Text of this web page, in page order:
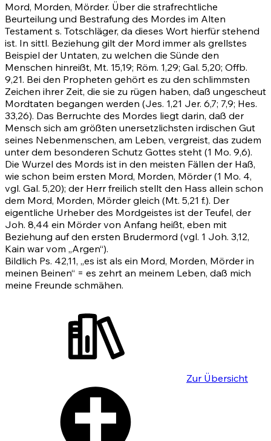
Mord, Morden, Mörder. Über die strafrechtliche
Beurteilung und Bestrafung des Mordes im Alten
Testament s. Totschläger, da dieses Wort hierfür stehend
ist. In sittl. Beziehung gilt der Mord immer als grellstes
Beispiel der Untaten, zu welchen die Sünde den
Menschen hinreißt, Mt. 15,19; Röm. 1,29; Gal. 5,20; Offb.
9,21. Bei den Propheten gehört es zu den schlimmsten
Zeichen ihrer Zeit, die sie zu rügen haben, daß ungescheut
Mordtaten begangen werden (Jes. 1,21 Jer. 6,7; 7,9; Hes.
33,26). Das Berruchte des Mordes liegt darin, daß der
Mensch sich am größten unersetzlichsten irdischen Gut
seines Nebenmenschen, am Leben, vergreist, das zudem
unter dem besonderen Schutz Gottes steht (1 Mo. 9,6).
Die Wurzel des Mords ist in den meisten Fällen der Haß,
wie schon beim ersten Mord, Morden, Mörder(1 Mo. 4,
vgl. Gal. 5,20); der Herr freilich stellt den Hass allein schon
dem Mord, Morden, Mörder gleich (Mt. 5,21 f.). Der
eigentliche Urheber des Mordgeistes ist der Teufel, der
Joh. 8,44 ein Mörder von Anfang heißt, eben mit
Beziehung auf den ersten Brudermord (vgl. 1 Joh. 3,12,
Kain war vom „Argen“).
Bildlich Ps. 42,11, „es ist als ein Mord, Morden, Mörder in
meinen Beinen“ = es zehrt an meinem Leben, daß mich
meine Freunde schmähen.
Zur Übersicht